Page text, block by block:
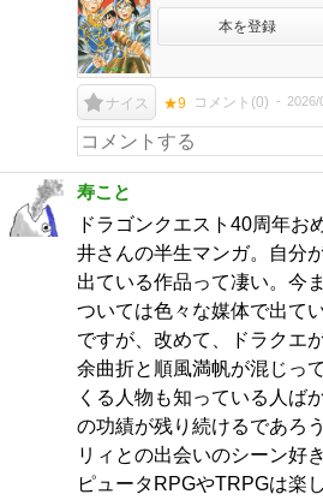
本を登録
ナイス ★9 コメント(0) 2026/
寿こと
ドラゴンクエスト40周年お
井さんの半生マンガ。自分
出ている作品って凄い。今
ついては色々な媒体で出て
ですが、改めて、ドラクエ
余曲折と順風満帆が混じっ
くる人物も知っている人ば
の功績が残り続けるであろ
リィとの出会いのシーン好
ピュータRPGやTRPGは楽